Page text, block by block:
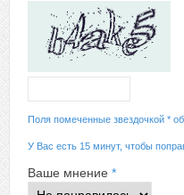
Поля помеченные звездочкой *
У Вас есть 15 минут, чтобы
Ваше мнение *